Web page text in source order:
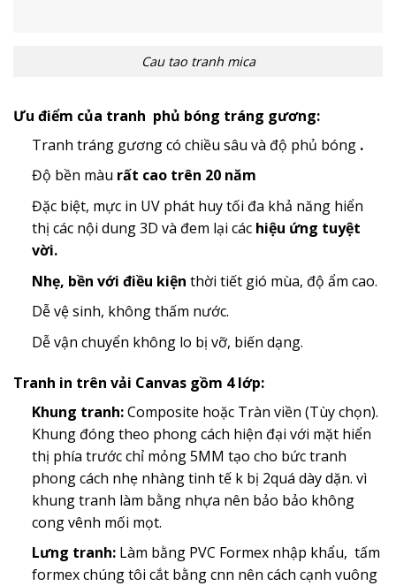
Cau tao tranh mica
Ưu điểm của tranh phủ bóng tráng gương:
Tranh tráng gương có chiều sâu và độ phủ bóng .
Độ bền màu rất cao trên 20 năm
Đặc biệt, mực in UV phát huy tối đa khả năng hiển
thị các nội dung 3D và đem lại các hiệu ứng tuyệt
vời.
Nhẹ, bền với điều kiện thời tiết gió mùa, độ ẩm cao.
Dễ vệ sinh, không thấm nước.
Dễ vận chuyển không lo bị vỡ, biến dạng.
Tranh in trên vải Canvas gồm 4 lớp:
Khung tranh:Composite hoặc Tràn viền (Tùy chọn).
Khung đóng theo phong cách hiện đại với mặt hiển
thị phía trước chỉ mỏng 5MM tạo cho bức tranh
phong cách nhẹ nhàng tinh tế k bị 2quá dày dặn. vì
khung tranh làm bằng nhựa nên bảo bảo không
cong vênh mối mọt.
Lưng tranh:Làm bằng PVC Formex nhập khẩu, tấm
formex chúng tôi cắt bằng cnn nên cách cạnh vuông